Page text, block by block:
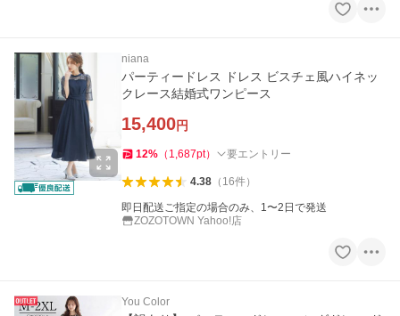
niana
パーティードレス ドレス ビスチェ風ハイネッ
クレース結婚式ワンピース
15,400円
12% （ 1,687pt） 要エントリー
4.38（ 16件）
即日配送ご指定の場合のみ、1〜2日で発送
ZOZOTOWN Yahoo!店
You Color